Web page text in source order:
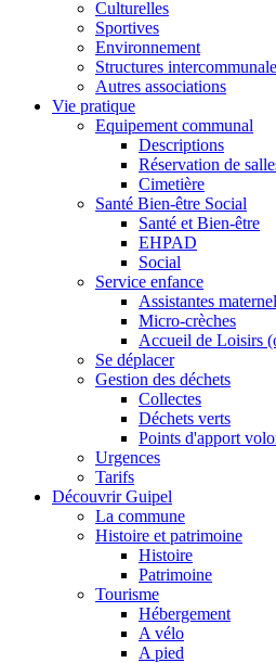
Culturelles
Sportives
Environnement
Structures
Autres associations
Vie pratique
Equipement communal
Descriptions
Réservation de
Cimetière
Santé Bien-être Social
Santé et Bien-être
EHPAD
Social
Service enfance
Assistantes
Micro-crèches
Accueil de Loisirs
Se déplacer
Gestion des déchets
Collectes
Déchets verts
Points d'apport
Urgences
Tarifs
Découvrir Guipel
La commune
Histoire et patrimoine
Histoire
Patrimoine
Tourisme
Hébergement
A vélo
A pied